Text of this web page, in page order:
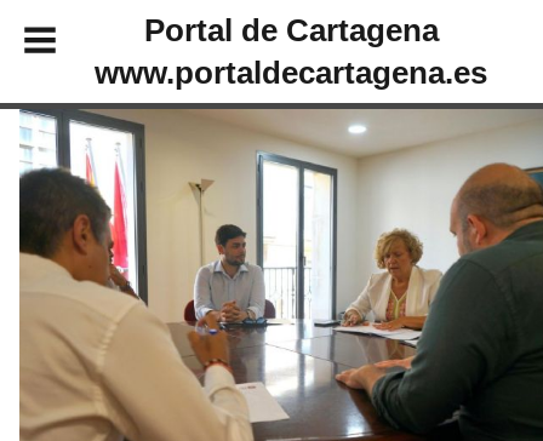
Portal de Cartagena
www.portaldecartagena.es